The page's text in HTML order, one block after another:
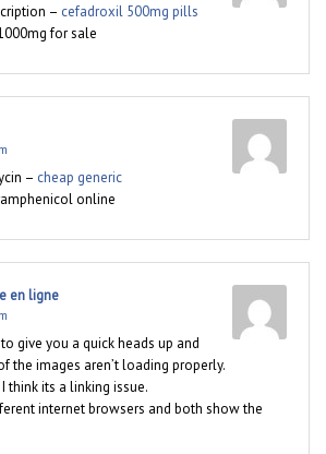
– cefadroxil 500mg pills
for sale
– cheap generic
online
en ligne
give you a quick heads up and
the images aren’t loading properly.
think its a linking issue.
internet browsers and both show the